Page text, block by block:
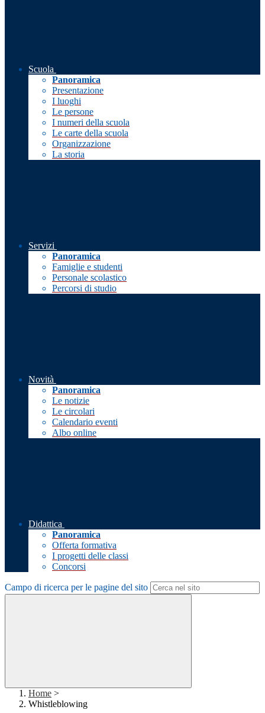
Scuola
Panoramica
Presentazione
I luoghi
Le persone
I numeri della scuola
Le carte della scuola
Organizzazione
La storia
Servizi
Panoramica
Famiglie e studenti
Personale scolastico
Percorsi di studio
Novità
Panoramica
Le notizie
Le circolari
Calendario eventi
Albo online
Didattica
Panoramica
Offerta formativa
I progetti delle classi
Concorsi
Campo di ricerca per le pagine del sito
Home >
Whistleblowing